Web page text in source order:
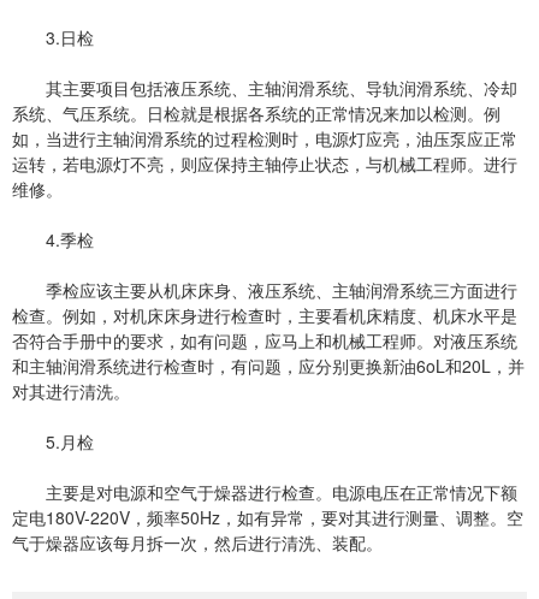
3.日检
其主要项目包括液压系统、主轴润滑系统、导轨润滑系统、冷却
系统、气压系统。日检就是根据各系统的正常情况来加以检测。例
如，当进行主轴润滑系统的过程检测时，电源灯应亮，油压泵应正常
运转，若电源灯不亮，则应保持主轴停止状态，与机械工程师。进行
维修。
4.季检
季检应该主要从机床床身、液压系统、主轴润滑系统三方面进行
检查。例如，对机床床身进行检查时，主要看机床精度、机床水平是
否符合手册中的要求，如有问题，应马上和机械工程师。对液压系统
和主轴润滑系统进行检查时，有问题，应分别更换新油6oL和20L，并
对其进行清洗。
5.月检
主要是对电源和空气于燥器进行检查。电源电压在正常情况下额
定电180V-220V，频率50Hz，如有异常，要对其进行测量、调整。空
气于燥器应该每月拆一次，然后进行清洗、装配。